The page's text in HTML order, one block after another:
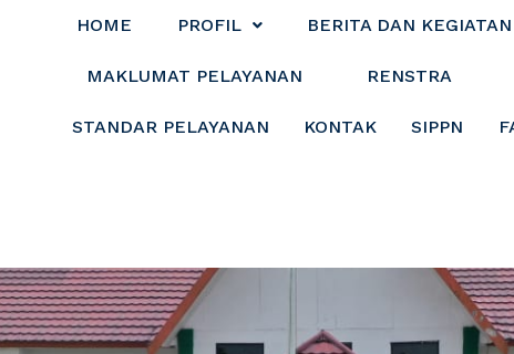
HOME PROFIL BERITA DAN KEGIATAN
MAKLUMAT PELAYANAN RENSTRA
STANDAR PELAYANAN KONTAK SIPPN